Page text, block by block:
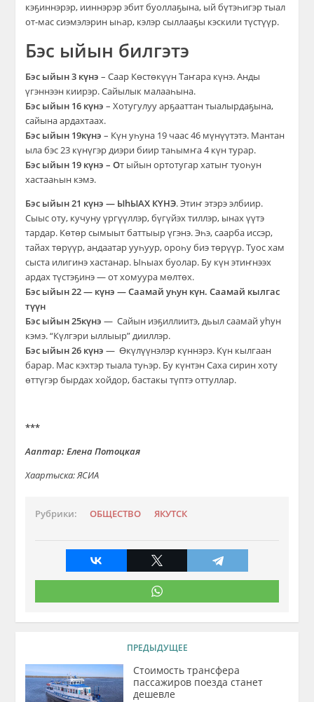
кэҕиннэрэр, ииннэрэр эбит буоллаҕына, ый бүтэһигэр тыал
от-мас сиэмэлэрин ыһар, кэлэр сыллааҕы кэскили түстүүр.
Бэс ыйын билгэтэ
Бэс ыйын 3 күнэ– Саар Көстөкүүн Таҥара күнэ. Анды
үгэннээн киирэр. Сайылык малааһына.
Бэс ыйын 16 күнэ – Хотугулуу арҕааттан тыалырдаҕына,
сайына ардахтаах.
Бэс ыйын 19күнэ – Күн уһуна 19 чаас 46 мүнүүтэтэ. Мантан
ыла бэс 23 күнүгэр диэри биир таһымҥа 4 күн турар.
Бэс ыйын 19 күнэ – От ыйын ортотугар хатыҥ туоһун
хастааһын кэмэ.
Бэс ыйын21 күнэ — ЫhЫАХ КYНЭ. Этиҥ этэрэ элбиир.
Сыыс оту, кучуну үргүүллэр, бүгүйэх тиллэр, ынах үүтэ
тардар. Көтөр сымыыт баттыыр үгэнэ. Эһэ, саарба иссэр,
тайах төрүүр, андаатар ууһуур, ороһу биэ төрүүр. Туос хам
сыста илигинэ хастанар. Ыһыах буолар. Бу күн этиҥнээх
ардах түстэҕинэ — от хомуура мөлтөх.
Бэс ыйын22— күнэ — Саамай уһун күн. Саамай кылгас
түүн
Бэс ыйын25күнэ — Сайын иэҕиллиитэ, дьыл саамай уhун
кэмэ. “Күлгэри ыллыыр” дииллэр.
Бэс ыйын26 күнэ — Өкүлүүнэлэр күннэрэ. Күн кылгаан
барар. Мас кэхтэр тыала туһэр. Бу күнтэн Саха сирин хоту
өттүгэр бырдах хойдор, бастакы түптэ оттуллар.
***
Ааптар: Елена Потоцкая
Хаартыска: ЯСИА
Рубрики: ОБЩЕСТВО ЯКУТСК
ПРЕДЫДУЩЕЕ
Стоимость трансфера
пассажиров поезда станет
дешевле